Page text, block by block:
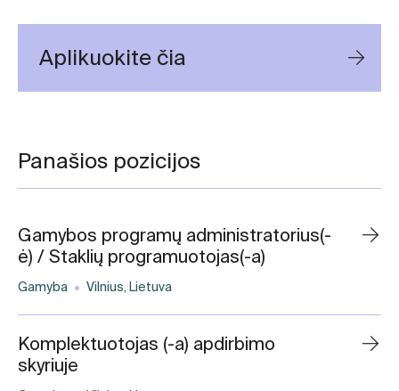
Aplikuokite čia
Panašios pozicijos
Gamybos programų administratorius(-
ė) / Staklių programuotojas(-a)
Gamyba Vilnius, Lietuva
Komplektuotojas (-a) apdirbimo
skyriuje